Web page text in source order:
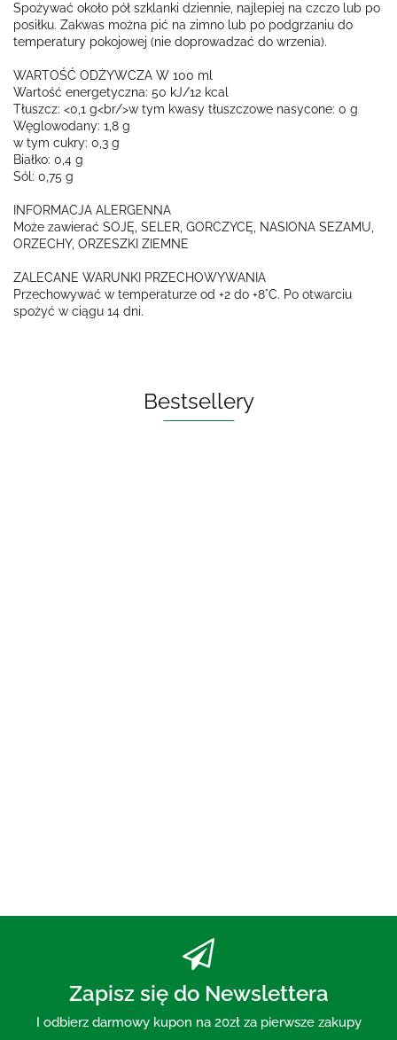
Spożywać około pół szklanki dziennie, najlepiej na czczo lub po
posiłku. Zakwas można pić na zimno lub po podgrzaniu do
temperatury pokojowej (nie doprowadzać do wrzenia).
WARTOŚĆ ODŻYWCZA W 100 ml
Wartość energetyczna: 50 kJ/12 kcal
Tłuszcz: <0,1 g<br/>w tym kwasy tłuszczowe nasycone: 0 g
Węglowodany: 1,8 g
w tym cukry: 0,3 g
Białko: 0,4 g
Sól: 0,75 g
INFORMACJA ALERGENNA
Może zawierać SOJĘ, SELER, GORCZYCĘ, NASIONA SEZAMU,
ORZECHY, ORZESZKI ZIEMNE
ZALECANE WARUNKI PRZECHOWYWANIA
Przechowywać w temperaturze od +2 do +8°C. Po otwarciu
spożyć w ciągu 14 dni.
Bestsellery
Zapisz się do Newslettera
I odbierz darmowy kupon na 20zł za pierwsze zakupy